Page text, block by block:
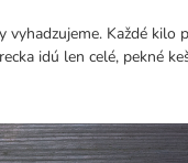
vyhadzujeme. Každé kilo
idú len celé, pekné